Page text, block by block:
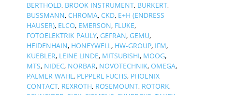
BERTHOLD, BROOK INSTRUMENT, BURKERT,
BUSSMANN, CHROMA, CKD, E+H (ENDRESS
HAUSER), ELCO, EMERSON, FLUKE,
FOTOELEKTRIK PAULY, GEFRAN, GEMU,
HEIDENHAIN, HONEYWELL, HW-GROUP, IFM,
KUEBLER, LEINE LINDE, MITSUBISHI, MOOG,
MTS, NIDEC, NORBAR, NOVOTECHNIK, OMEGA,
PALMER WAHL, PEPPERL FUCHS, PHOENIX
CONTACT, REXROTH, ROSEMOUNT, ROTORK,